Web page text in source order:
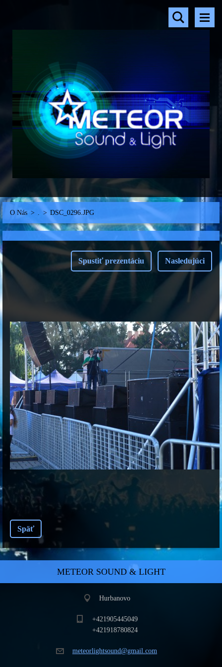
O Nás > > DSC_0296.JPG
Spustiť prezentáciu Nasledujúci
Späť
METEOR SOUND & LIGHT
Hurbanovo
+421905445049
+421918780824
meteorlightsound@gmail.com